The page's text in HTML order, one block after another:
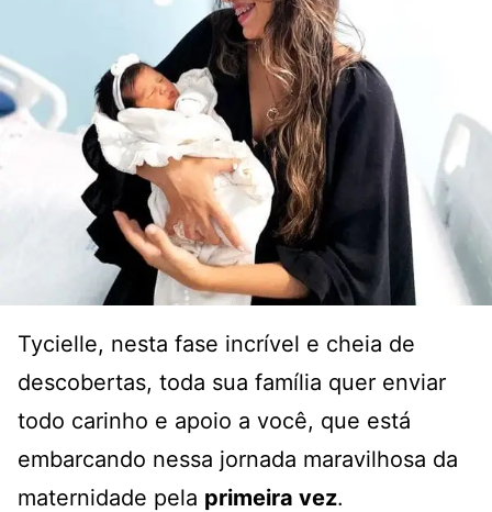
Tycielle, nesta fase incrível e cheia de
descobertas, toda sua família quer enviar
todo carinho e apoio a você, que está
embarcando nessa jornada maravilhosa da
maternidade pela primeira vez.